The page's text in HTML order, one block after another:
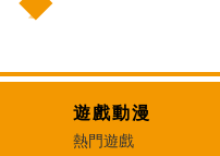
遊戲動漫
熱門遊戲